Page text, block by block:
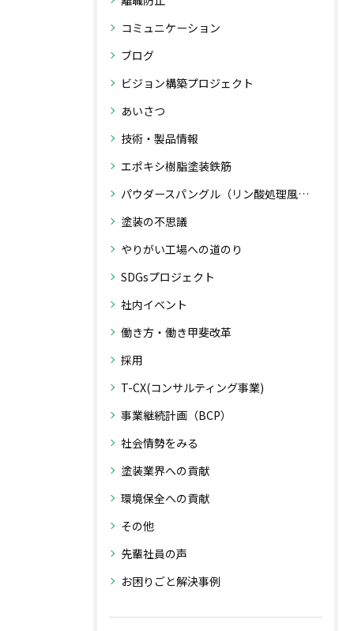
コミュニケーション
ブログ
ビジョン構築プロジェクト
あいさつ
技術・製品情報
エポキシ樹脂塗装鉄筋
パウダースパングル（リン酸処理風粉体塗装）
塗装の不思議
やりがい工場への道のり
SDGsプロジェクト
社内イベント
働き方・働き甲斐改革
採用
T-CX(コンサルティング事業)
事業継続計画（BCP）
社会情勢をみる
塗装業界への貢献
環境保全への貢献
その他
先輩社員の声
お困りごと解決事例